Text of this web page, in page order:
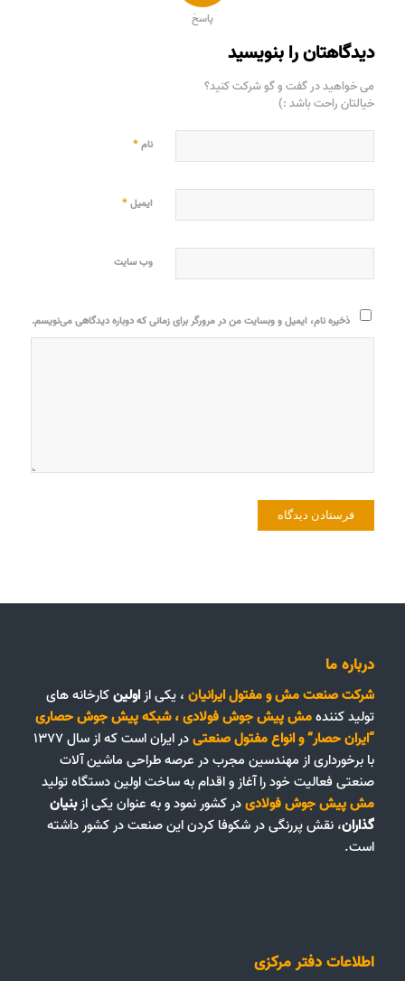
پاسخ
دیدگاهتان را بنویسید
می خواهید در گفت و گو شرکت کنید؟
خیالتان راحت باشد :)
نام*
ایمیل*
وب‌ سایت
ذخیره نام، ایمیل و وبسایت من در مرورگر برای زمانی که دوباره دیدگاهی می‌نویسم.
درباره ما
شرکت صنعت مش و مفتول ایرانیان، یکی ازاولینکارخانه های
تولید کنندهمش پیش جوش فولادی،شبکه پیش جوش حصاری
“ایران حصار”وانواع مفتول صنعتی
در ایران است که از سال ۱۳۷۷
با برخورداری از مهندسین مجرب در عرصه طراحی ماشین آلات
صنعتی فعالیت خود را آغاز و اقدام به ساخت اولین دستگاه تولید
مش پیش جوش فولادیدر کشور نمود و به عنوان یکی ازبنیان
گذاران، نقش پررنگی در شکوفا کردن این صنعت در کشور داشته
است.
اطلاعات دفتر مرکزی